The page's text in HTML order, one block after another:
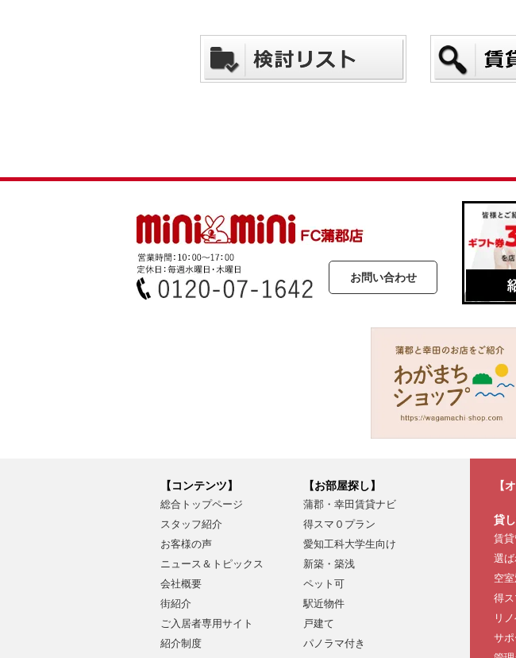
お問い合わせ
【コンテンツ】
総合トップページ
スタッフ紹介
お客様の声
ニュース＆トピックス
会社概要
街紹介
ご入居者専用サイト
紹介制度
【お部屋探し】
蒲郡・幸田賃貸ナビ
得スマ０プラン
愛知工科大学生向け
新築・築浅
ペット可
駅近物件
戸建て
パノラマ付き
【
貸
賃
選
空
得
リ
サポ